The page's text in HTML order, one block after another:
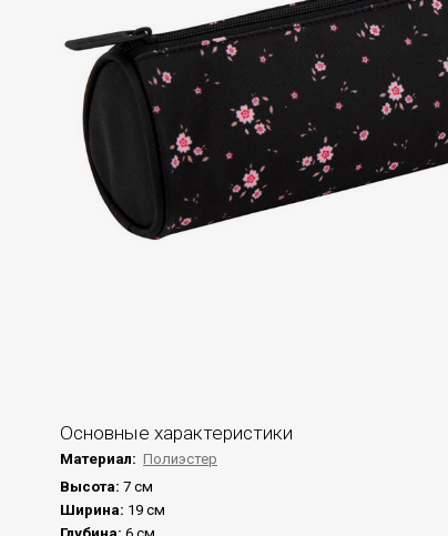
Основные характеристики
Материал: Полиэстер
Высота: 7 см
Ширина: 19 см